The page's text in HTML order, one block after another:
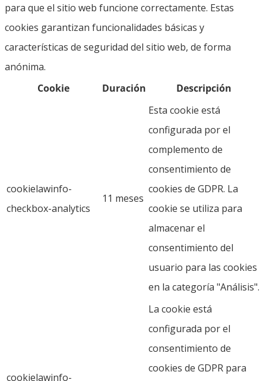
para que el sitio web funcione correctamente. Estas
cookies garantizan funcionalidades básicas y
características de seguridad del sitio web, de forma
anónima.
Cookie
Duración Descripción
cookielawinfo-
checkbox-analytics
11 meses
Esta cookie está
configurada por el
complemento de
consentimiento de
cookies de GDPR. La
cookie se utiliza para
almacenar el
consentimiento del
usuario para las cookies
en la categoría "Análisis".
cookielawinfo-
La cookie está
configurada por el
consentimiento de
cookies de GDPR para